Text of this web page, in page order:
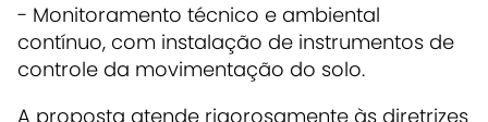
- Monitoramento técnico e ambiental
contínuo, com instalação de instrumentos de
controle da movimentação do solo.
A proposta atende rigorosamente às diretrizes